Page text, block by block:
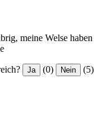
meine Welse haben
Ja (0) Nein (5)